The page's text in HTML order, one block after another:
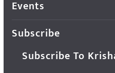
Events
Subscribe
Subscribe To